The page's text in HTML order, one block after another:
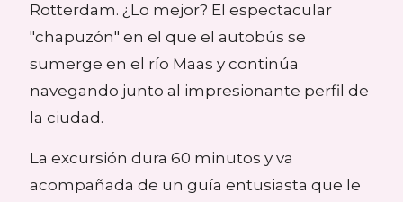
Rotterdam. ¿Lo mejor? El espectacular
"chapuzón" en el que el autobús se
sumerge en el río Maas y continúa
navegando junto al impresionante perfil de
la ciudad.
La excursión dura 60 minutos y va
acompañada de un guía entusiasta que le